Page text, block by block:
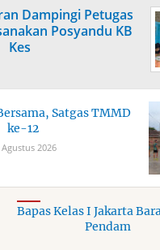
Dampingi Petugas
Posyandu KB
Kes
Satgas TMMD
ke-12
2026
Bapas Kelas I Jakarta
Pendam